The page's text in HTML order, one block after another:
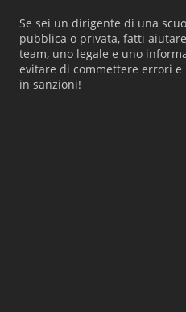
Se sei un dirigente di una
pubblica o privata, fatti
team, uno legale e uno
evitare di commettere errori e
in sanzioni!